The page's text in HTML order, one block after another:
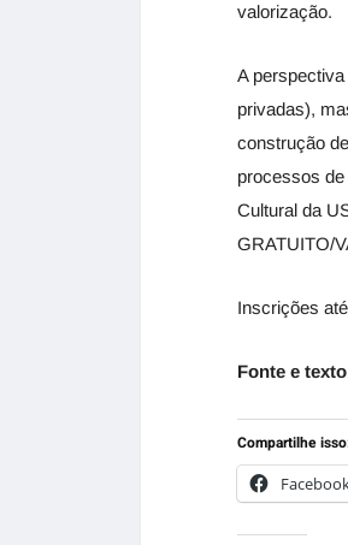
valorização.
A
privadas),
construção
processos
Cultural da
GRATUITO/
Inscrições
Fonte e texto
Compartilhe